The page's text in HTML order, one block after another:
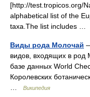
[http://test.tropicos.org/
alphabetical list of the
taxa.The list includes …
Виды рода Молочай
видов, входящих в род
базе данных World
Королевских
Википедия